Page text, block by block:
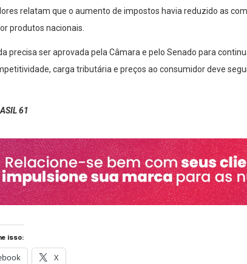
relatam que o aumento de impostos havia reduzido as
produtos nacionais.
precisa ser aprovada pela Câmara e pelo Senado para
carga tributária e preços ao consumidor deve
61
isso:
X